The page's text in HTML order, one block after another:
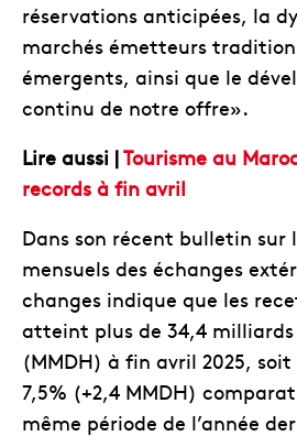
réservations anticipées, la
marchés émetteurs
émergents, ainsi que le
continu de notre offre».
Lire aussi |Tourisme au
records à fin avril
Dans son récent bulletin sur
mensuels des échanges
changes indique que les
atteint plus de 34,4
(MMDH) à fin avril 2025,
7,5% (+2,4 MMDH)
même période de l’année